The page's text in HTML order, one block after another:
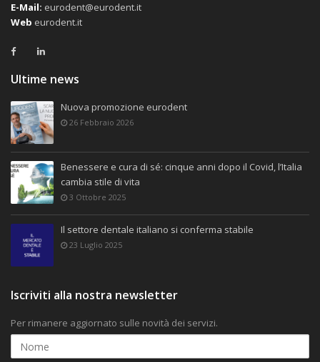
E-Mail: eurodent@eurodent.it
Web eurodent.it
Ultime news
Nuova promozione eurodent
26 Febbraio 2026
Benessere e cura di sé: cinque anni dopo il Covid, l’Italia
cambia stile di vita
3 Ottobre 2025
Il settore dentale italiano si conferma stabile
23 Luglio 2025
Iscriviti alla nostra newsletter
Per rimanere aggiornato sulle novità dei servizi.